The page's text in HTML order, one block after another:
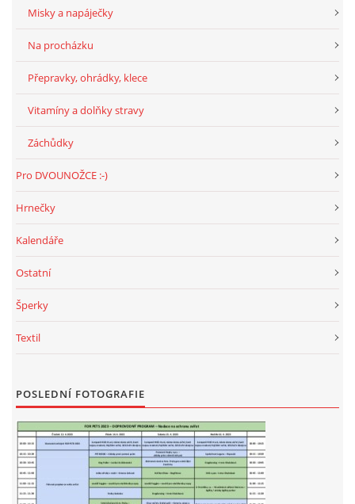
Misky a napáječky
Na procházku
Přepravky, ohrádky, klece
Vitamíny a dolňky stravy
Záchůdky
Pro DVOUNOŽCE :-)
Hrnečky
Kalendáře
Ostatní
Šperky
Textil
POSLEDNÍ FOTOGRAFIE